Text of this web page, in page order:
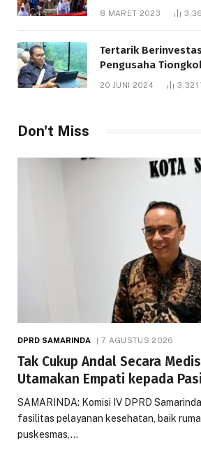
8 MARET 2023
Tertarik
Pengusaha
1.000 Hektare
20 JUNI 2024 3,321
Don't Miss
DPRD SAMARINDA 7 AGUSTUS 2026
Tak Cukup Andal Secara
Utamakan Empati kepada
SAMARINDA: Komisi IV DPRD
fasilitas pelayanan kesehatan, baik
puskesmas,…